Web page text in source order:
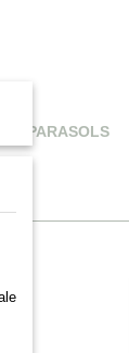
PARASOLS